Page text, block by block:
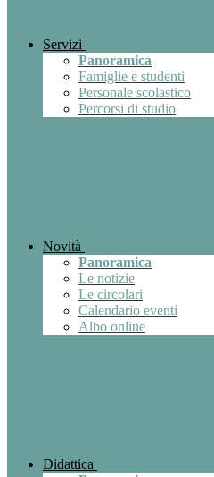
Servizi
Panoramica
Famiglie e studenti
Personale scolastico
Percorsi di studio
Novità
Panoramica
Le notizie
Le circolari
Calendario eventi
Albo online
Didattica